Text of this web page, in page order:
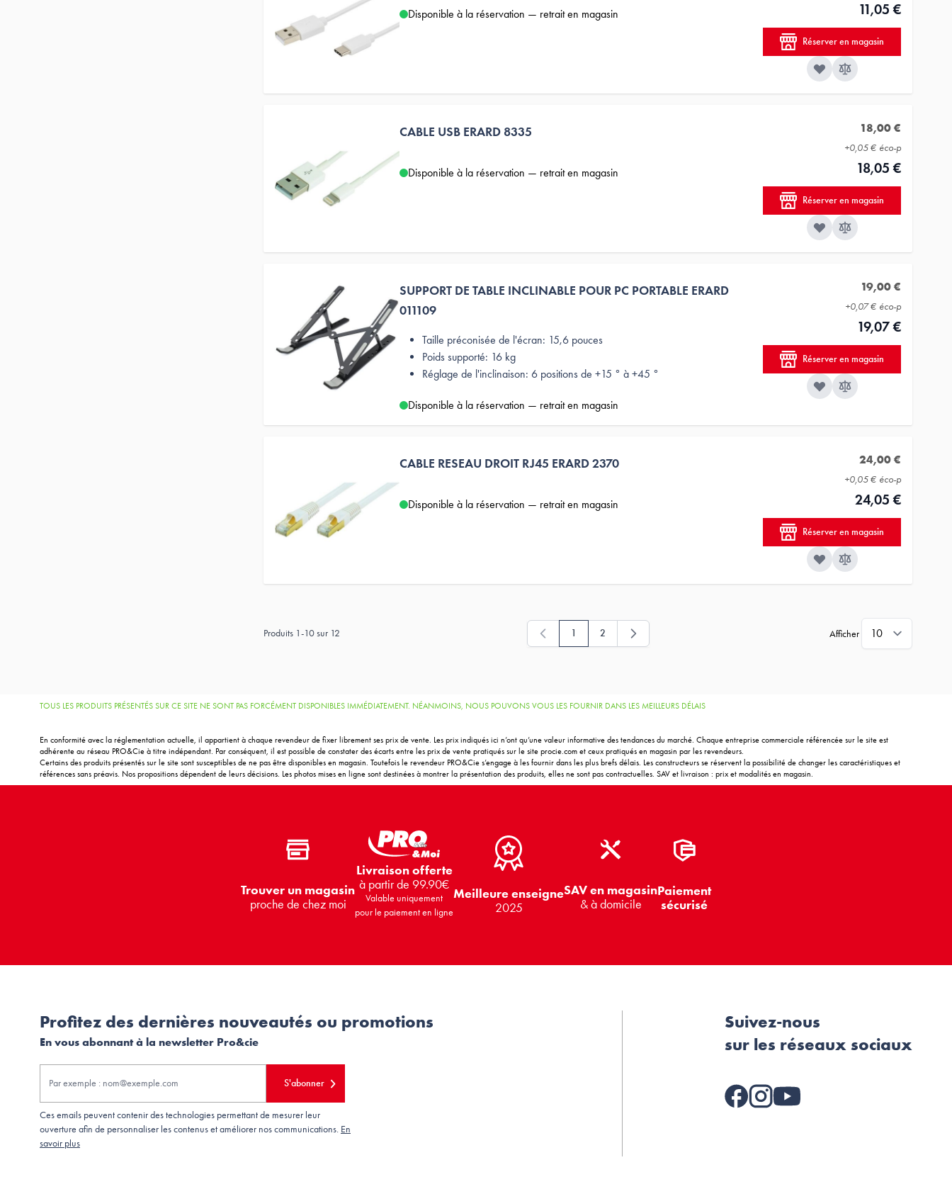
Disponible à la réservation — retrait en magasin 11,05 €
Réserver en magasin
CABLE USB ERARD 8335
Disponible à la réservation — retrait en magasin
18,00 €
+0,05 € éco-p
18,05 €
Réserver en magasin
SUPPORT DE TABLE INCLINABLE POUR PC PORTABLE ERARD
011109
Taille préconisée de l'écran: 15,6 pouces
Poids supporté: 16 kg
Réglage de l'inclinaison: 6 positions de +15 ° à +45 °
Disponible à la réservation — retrait en magasin
19,00 €
+0,07 € éco-p
19,07 €
Réserver en magasin
CABLE RESEAU DROIT RJ45 ERARD 2370
Disponible à la réservation — retrait en magasin
24,00 €
+0,05 € éco-p
24,05 €
Réserver en magasin
Produits 1-10sur 12 Vous lisez actuellement la page
1 Page
2 Afficher
TOUS LES PRODUITS PRÉSENTÉS SUR CE SITE NE SONT PAS FORCÉMENT DISPONIBLES IMMÉDIATEMENT. NÉANMOINS, NOUS POUVONS VOUS LES FOURNIR DANS LES MEILLEURS DÉLAIS
En conformité avec la réglementation actuelle, il appartient à chaque revendeur de fixer librement ses prix de vente. Les prix indiqués ici n’ont qu’une valeur informative des tendances du marché. Chaque entreprise commerciale référencée sur le site est
adhérente au réseau PRO&Cie à titre indépendant. Par conséquent, il est possible de constater des écarts entre les prix de vente pratiqués sur le site procie.com et ceux pratiqués en magasin par les revendeurs.
Certains des produits présentés sur le site sont susceptibles de ne pas être disponibles en magasin. Toutefois le revendeur PRO&Cie s’engage à les fournir dans les plus brefs délais. Les constructeurs se réservent la possibilité de changer les caractéristiques et
références sans préavis. Nos propositions dépendent de leurs décisions. Les photos mises en ligne sont destinées à montrer la présentation des produits, elles ne sont pas contractuelles. SAV et livraison : prix et modalités en magasin.
Trouver un magasin
proche de chez moi
Livraison offerte
à partir de 99.90€
Valable uniquement
pour le paiement en ligne
Meilleure enseigne
2025
SAV en magasin
& à domicile
Paiement
sécurisé
Profitez des dernières nouveautés ou promotions
En vous abonnant à la newsletter Pro&cie
S'abonner
Ces emails peuvent contenir des technologies permettant de mesurer leur
ouverture afin de personnaliser les contenus et améliorer nos communications. En
savoir plus
Suivez-nous
sur les réseaux sociaux